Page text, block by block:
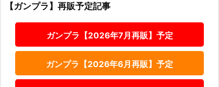
【ガンプラ】再販予定記事
ガンプラ【2026年7月再販】予定
ガンプラ【2026年6月再販】予定